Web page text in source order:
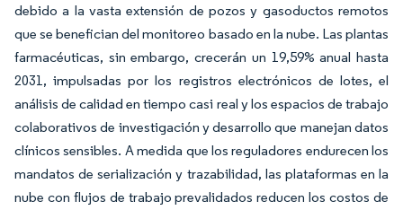
debido a la vasta extensión de pozos y gasoductos remotos
que se benefician del monitoreo basado en la nube. Las plantas
farmacéuticas, sin embargo, crecerán un 19,59% anual hasta
2031, impulsadas por los registros electrónicos de lotes, el
análisis de calidad en tiempo casi real y los espacios de trabajo
colaborativos de investigación y desarrollo que manejan datos
clínicos sensibles. A medida que los reguladores endurecen los
mandatos de serialización y trazabilidad, las plataformas en la
nube con flujos de trabajo prevalidados reducen los costos de